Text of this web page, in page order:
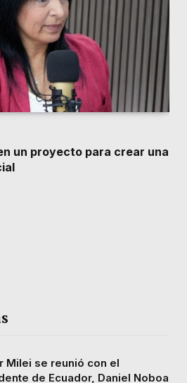
un proyecto para crear una
Milei se reunió con el
de Ecuador, Daniel Noboa